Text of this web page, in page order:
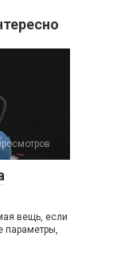
вещь, если
параметры,